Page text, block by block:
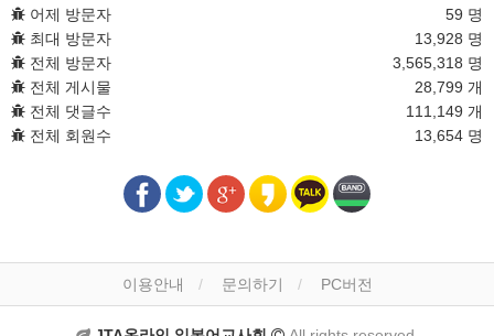
어제 방문자
59 명
최대 방문자
13,928 명
전체 방문자
3,565,318 명
전체 게시물
28,799 개
전체 댓글수
111,149 개
전체 회원수
13,654 명
이용안내 문의하기 PC버전